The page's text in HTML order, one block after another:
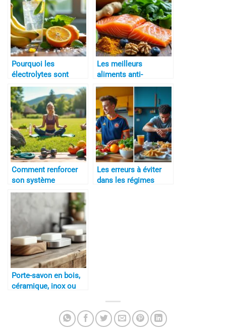
Pourquoi les
électrolytes sont
essentiels
Les meilleurs
aliments anti-
inflammatoires
Comment renforcer
son système
musculaire
naturellement
Les erreurs à éviter
dans les régimes
Porte-savon en bois,
céramique, inox ou
la durabilité et